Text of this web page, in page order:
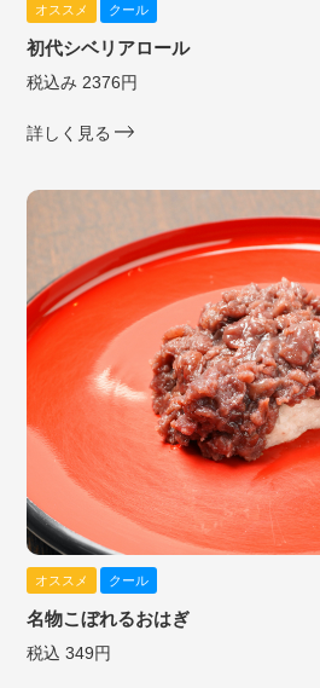
オススメ クール
初代シベリアロール
税込み 2376円
詳しく見る
オススメ クール
名物こぼれるおはぎ
税込 349円